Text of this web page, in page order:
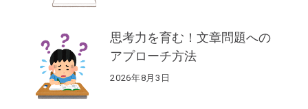
思考力を育む！文章問題への
アプローチ方法
2026年8月3日